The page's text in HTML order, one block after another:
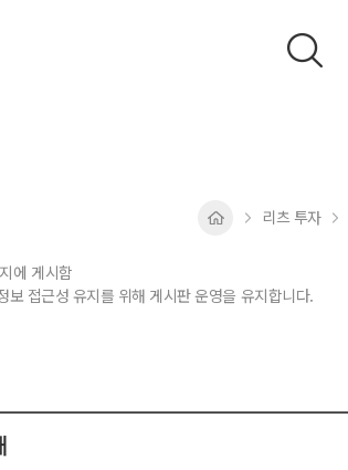
에 게시함
접근성 유지를 위해 게시판 운영을 유지합니다.
리츠 투자